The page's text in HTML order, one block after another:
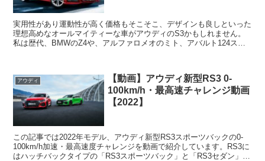
実用性があり運動性が高く価格もそこそこ、デザインも良しといった
理想高めなオールマイティーな車がアウディのS3かもしれません。
私は歴代、BMWのZ4や、アルファロメオのミト、アバルト124スパ
アウディ
【動画】アウディ新型RS3 0-
100km/h・最高速チャレンジ動画
【2022】
この記事では2022年モデル、アウディ新型RS3スポーツバックの0-
100km/h加速・最高速度チャレンジを動画で紹介しています。RS3に
はハッチバックタイプの「RS3スポーツバック」と「RS3セダン」が